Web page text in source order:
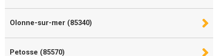
Olonne-sur-mer (85340)
Petosse (85570)